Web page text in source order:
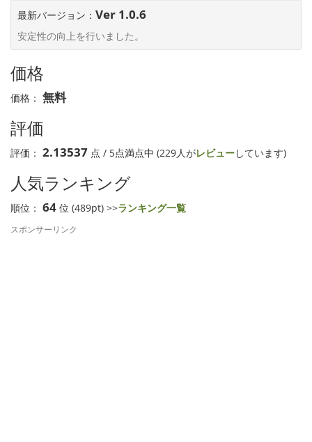
最新バージョン： Ver 1.0.6
安定性の向上を行いました。
価格
価格： 無料
評価
評価： 2.13537 点 / 5点満点中 (229人がレビューしています)
人気ランキング
順位： 64 位 (489pt) >>ランキング一覧
スポンサーリンク